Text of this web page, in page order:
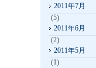
2011年7月
(5)
2011年6月
(2)
2011年5月
(1)